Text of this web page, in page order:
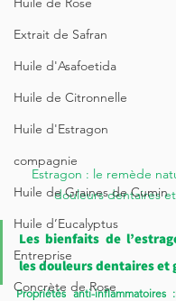
Extrait de Safran
Huile d'Asafoetida
Huile de Citronnelle
Huile d'Estragon
compagnie
Huile de Graines de Cumin
Huile d’Eucalyptus
Entreprise
Concrète de Rose
Estragon : le remède
douleurs dentaires
Les bienfaits de
les douleurs dentaires et
Propriétés anti-inflammatoires :